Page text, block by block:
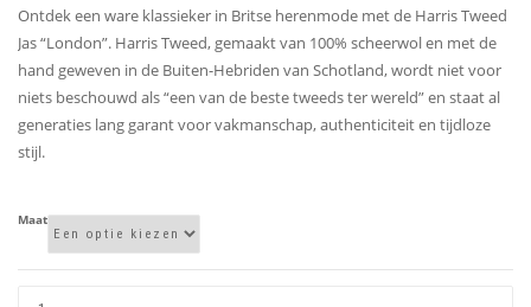
Ontdek een ware klassieker in Britse herenmode met de Harris Tweed
Jas “London”. Harris Tweed, gemaakt van 100% scheerwol en met de
hand geweven in de Buiten-Hebriden van Schotland, wordt niet voor
niets beschouwd als “een van de beste tweeds ter wereld” en staat al
generaties lang garant voor vakmanschap, authenticiteit en tijdloze
stijl.
Maat